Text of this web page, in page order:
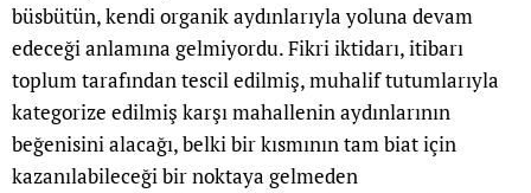
büsbütün, kendi organik aydınlarıyla yoluna devam
edeceği anlamına gelmiyordu. Fikri iktidarı, itibarı
toplum tarafından tescil edilmiş, muhalif tutumlarıyla
kategorize edilmiş karşı mahallenin aydınlarının
beğenisini alacağı, belki bir kısmının tam biat için
kazanılabileceği bir noktaya gelmeden